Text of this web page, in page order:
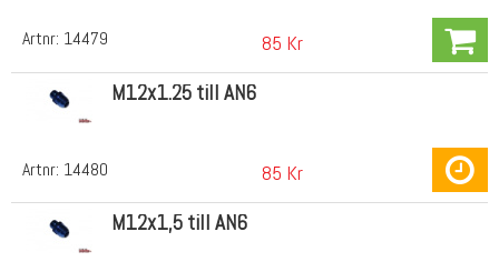
Artnr: 14479 85 Kr
Artnr: 14480
M12x1.25 till AN6
85 Kr
M12x1,5 till AN6